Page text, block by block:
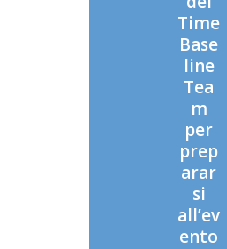
Time
Base
line
Tea
m
per
prep
arar
si
all’ev
ento